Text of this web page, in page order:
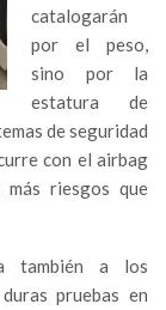
catalogarán
por el peso,
sino por la
estatura de
de seguridad
con el airbag
más riesgos que
también a los
pruebas en